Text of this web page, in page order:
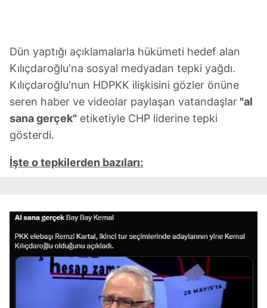
Dün yaptığı açıklamalarla hükümeti hedef alan
Kılıçdaroğlu'na sosyal medyadan tepki yağdı.
Kılıçdaroğlu'nun HDPKK ilişkisini gözler önüne
seren haber ve videolar paylaşan vatandaşlar "al
sana gerçek" etiketiyle CHP liderine tepki
gösterdi.
İşte o tepkilerden bazıları: